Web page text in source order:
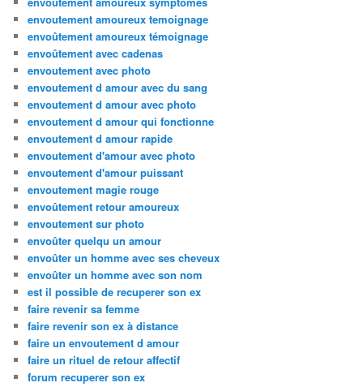
envoutement amoureux temoignage
envoûtement amoureux témoignage
envoûtement avec cadenas
envoutement avec photo
envoutement d amour avec du sang
envoutement d amour avec photo
envoutement d amour qui fonctionne
envoutement d amour rapide
envoutement d'amour avec photo
envoutement d'amour puissant
envoutement magie rouge
envoûtement retour amoureux
envoutement sur photo
envoûter quelqu un amour
envoûter un homme avec ses cheveux
envoûter un homme avec son nom
est il possible de recuperer son ex
faire revenir sa femme
faire revenir son ex à distance
faire un envoutement d amour
faire un rituel de retour affectif
forum recuperer son ex